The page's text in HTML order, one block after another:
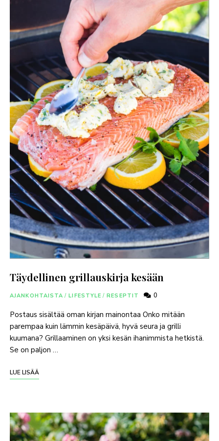
Täydellinen grillauskirja kesään
AJANKOHTAISTA / LIFESTYLE / RESEPTIT 0
Postaus sisältää oman kirjan mainontaa Onko mitään
parempaa kuin lämmin kesäpäivä, hyvä seura ja grilli
kuumana? Grillaaminen on yksi kesän ihanimmista hetkistä.
Se on paljon …
LUE LISÄÄ